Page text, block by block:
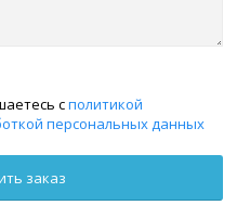
сполитикой
персональных данных